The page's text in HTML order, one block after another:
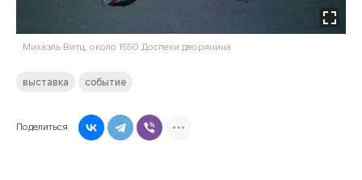
Михаэль Витц, около 1550 Доспехи дворянина
выставка событие
Поделиться